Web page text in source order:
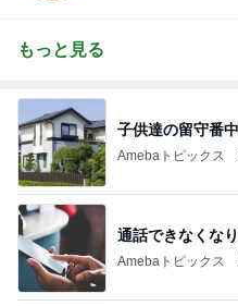
もっと見る
子供達の留守番
Amebaトピックス
通話できなくな
Amebaトピックス